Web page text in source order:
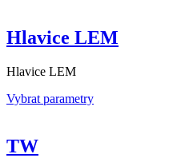
Hlavice LEM
Hlavice LEM
Vybrat parametry
TW